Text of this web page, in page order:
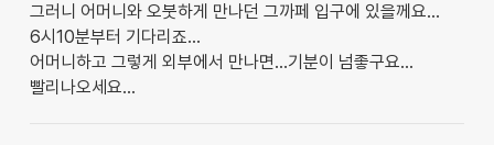
그러니 어머니와 오붓하게 만나던 그까페 입구에 있을께요...
6시10분부터 기다리죠...
어머니하고 그렇게 외부에서 만나면...기분이 넘좋구요...
빨리나오세요...